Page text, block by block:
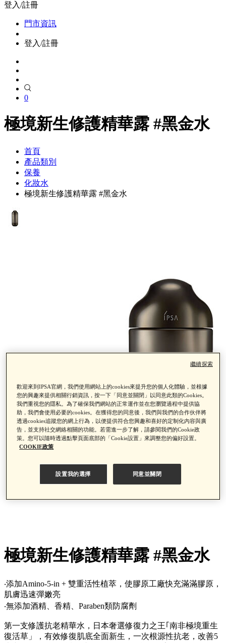
登入/註冊
門市資訊
登入/註冊
0
極境新生修護精華露 #黑金水
首頁
產品類別
保養
化妝水
極境新生修護精華露 #黑金水
極境新生修護精華露 #黑金水
‧添加Amino-5-in + 雙重活性植萃，使膠原工廠快充滿滿膠原，
肌膚迅速彈嫩亮
‧無添加酒精、香精、Paraben類防腐劑
第一支修護抗老精華水，日本奢選修復力之王｢南非極境重生
復活草」，有效修復肌底全面新生，一次根源性抗老，改善5
歡迎來到IPSA官網，我們使用網站上的cookies來提升您的個人化體驗，並根據
您的興趣來提供相關行銷資訊，按一下「同意並關閉」以同意此類的Cookies。
我們重視您的隱私。為了確保我們網站的正常運作並在您瀏覽過程中提供協
助，我們會使用必要的cookies。在獲得您的同意後，我們與我們的合作伙伴將
透過cookies追蹤您的網上行為，以便提供符合您興趣和喜好的定制化內容與廣
告，並支持社交網絡相關的功能。若需進一步了解，請參閱我們的Cookie政
策。您可以隨時透過點擊頁面底部的「Cookie設置」來調整您的偏好設置。
COOKIE政策
設置我的選擇 同意並關閉
繼續探索